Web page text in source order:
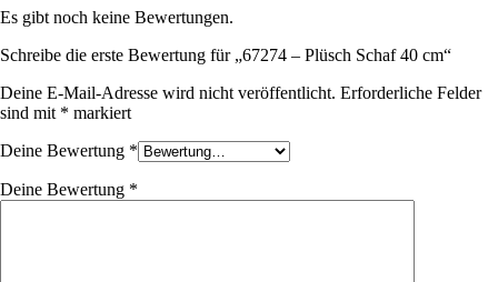
Es gibt noch keine Bewertungen.
Schreibe die erste Bewertung für „67274 – Plüsch Schaf 40 cm“
Deine E-Mail-Adresse wird nicht veröffentlicht. Erforderliche Felder
sind mit * markiert
Deine Bewertung *
Deine Bewertung *